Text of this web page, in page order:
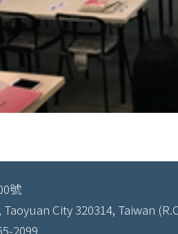
號
City 320314, Taiwan
2099